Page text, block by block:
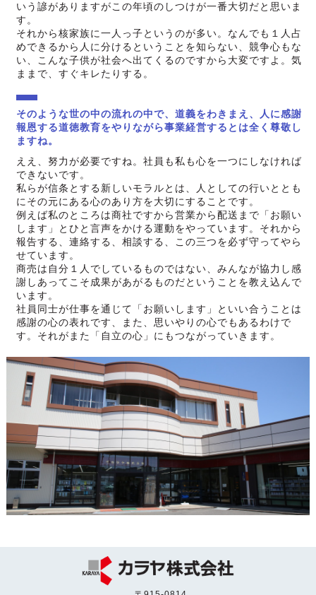
いう諺がありますがこの年頃のしつけが一番大切だと思いま
す。
それから核家族に一人っ子というのが多い。なんでも１人占
めできるから人に分けるということを知らない、競争心もな
い、こんな子供が社会へ出てくるのですから大変ですよ。気
ままで、すぐキレたりする。
そのような世の中の流れの中で、道義をわきまえ、人に感謝
報恩する道徳教育をやりながら事業経営するとは全く尊敬し
ますね。
ええ、努力が必要ですね。社員も私も心を一つにしなければ
できないです。
私らが信条とする新しいモラルとは、人としての行いととも
にその元にある心のあり方を大切にすることです。
例えば私のところは商社ですから営業から配送まで「お願い
します」とひと言声をかける運動をやっています。それから
報告する、連絡する、相談する、この三つを必ず守ってやら
せています。
商売は自分１人でしているものではない、みんなが協力し感
謝しあってこそ成果があがるものだということを教え込んで
います。
社員同士が仕事を通じて「お願いします」といい合うことは
感謝の心の表れです、また、思いやりの心でもあるわけで
す。それがまた「自立の心」にもつながっていきます。